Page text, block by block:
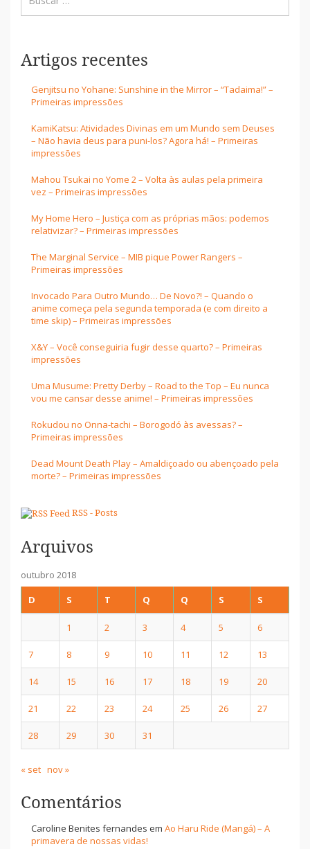
Artigos recentes
Genjitsu no Yohane: Sunshine in the Mirror – “Tadaima!” –
Primeiras impressões
KamiKatsu: Atividades Divinas em um Mundo sem Deuses
– Não havia deus para puni-los? Agora há! – Primeiras
impressões
Mahou Tsukai no Yome 2 – Volta às aulas pela primeira
vez – Primeiras impressões
My Home Hero – Justiça com as próprias mãos: podemos
relativizar? – Primeiras impressões
The Marginal Service – MIB pique Power Rangers –
Primeiras impressões
Invocado Para Outro Mundo… De Novo?! – Quando o
anime começa pela segunda temporada (e com direito a
time skip) – Primeiras impressões
X&Y – Você conseguiria fugir desse quarto? – Primeiras
impressões
Uma Musume: Pretty Derby – Road to the Top – Eu nunca
vou me cansar desse anime! – Primeiras impressões
Rokudou no Onna-tachi – Borogodó às avessas? –
Primeiras impressões
Dead Mount Death Play – Amaldiçoado ou abençoado pela
morte? – Primeiras impressões
RSS - Posts
Arquivos
outubro 2018
D
S T Q Q S S
1 2 3 4 5 6
7 8 9 10 11 12 13
14 15 16 17 18 19 20
21 22 23 24 25 26 27
28 29 30 31
« set nov »
Comentários
Caroline Benites fernandes em Ao Haru Ride (Mangá) – A
primavera de nossas vidas!